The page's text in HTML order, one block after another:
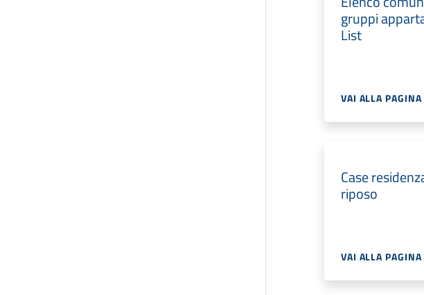
gruppi
List
VAI ALLA PAGINA
Case
riposo
VAI ALLA PAGINA